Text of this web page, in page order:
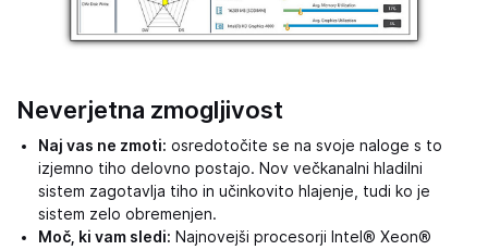
Neverjetna zmogljivost
Naj vas ne zmoti: osredotočite se na svoje naloge s to
izjemno tiho delovno postajo. Nov večkanalni hladilni
sistem zagotavlja tiho in učinkovito hlajenje, tudi ko je
sistem zelo obremenjen.
Moč, ki vam sledi: Najnovejši procesorji Intel® Xeon®